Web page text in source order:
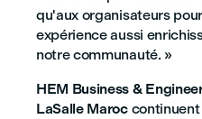
qu'aux organisateurs
expérience aussi
notre communauté. »
HEM Business &
LaSalle Maroccontinuent